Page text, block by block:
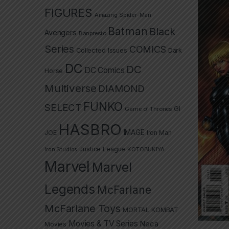
FIGURES Amazing Spider-Man
Avengers Banpresto Batman Black
Series Collected Issues COMICS Dark
Horse DC DC Comics DC
Multiverse DIAMOND
SELECT FUNKO Game of Thrones GI
JOE HASBRO IMAGE Iron Man
Iron Studios Justice League KOTOBUKIYA
Marvel Marvel
Legends McFarlane
McFarlane Toys MORTAL KOMBAT
Movies Movies & TV Series Neca